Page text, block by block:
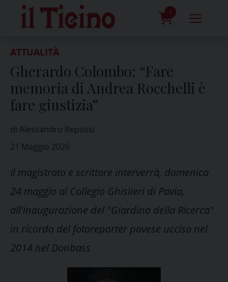
content
0
ATTUALITÀ
Gherardo Colombo: “Fare
memoria di Andrea Rocchelli è
fare giustizia”
di Alessandro Repossi
21 Maggio 2026
Il magistrato e scrittore interverrà, domenica
24 maggio al Collegio Ghislieri di Pavia,
all'inaugurazione del "Giardino della Ricerca"
in ricordo del fotoreporter pavese ucciso nel
2014 nel Donbass